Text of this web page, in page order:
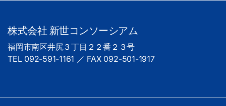
株式会社 新世コンソーシアム
福岡市南区井尻３丁目２２番２３号
TEL 092-591-1161 ／ FAX 092-501-1917